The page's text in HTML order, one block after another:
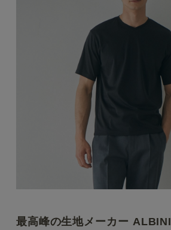
最高峰の生地メーカー ALBINI